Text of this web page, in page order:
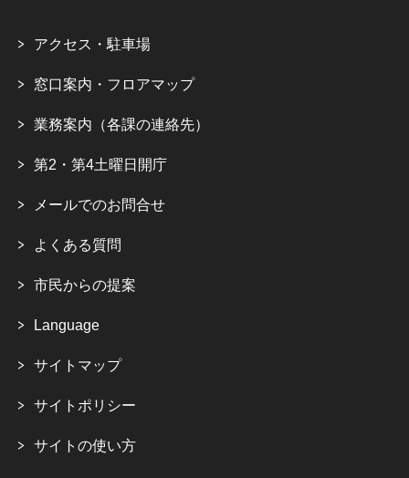
アクセス・駐車場
窓口案内・フロアマップ
業務案内（各課の連絡先）
第2・第4土曜日開庁
メールでのお問合せ
よくある質問
市民からの提案
Language
サイトマップ
サイトポリシー
サイトの使い方